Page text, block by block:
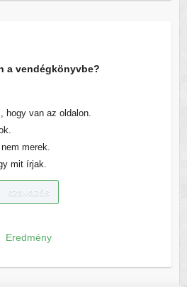
a vendégkönyvbe?
hogy van az oldalon.
merek.
mit írjak.
Eredmény